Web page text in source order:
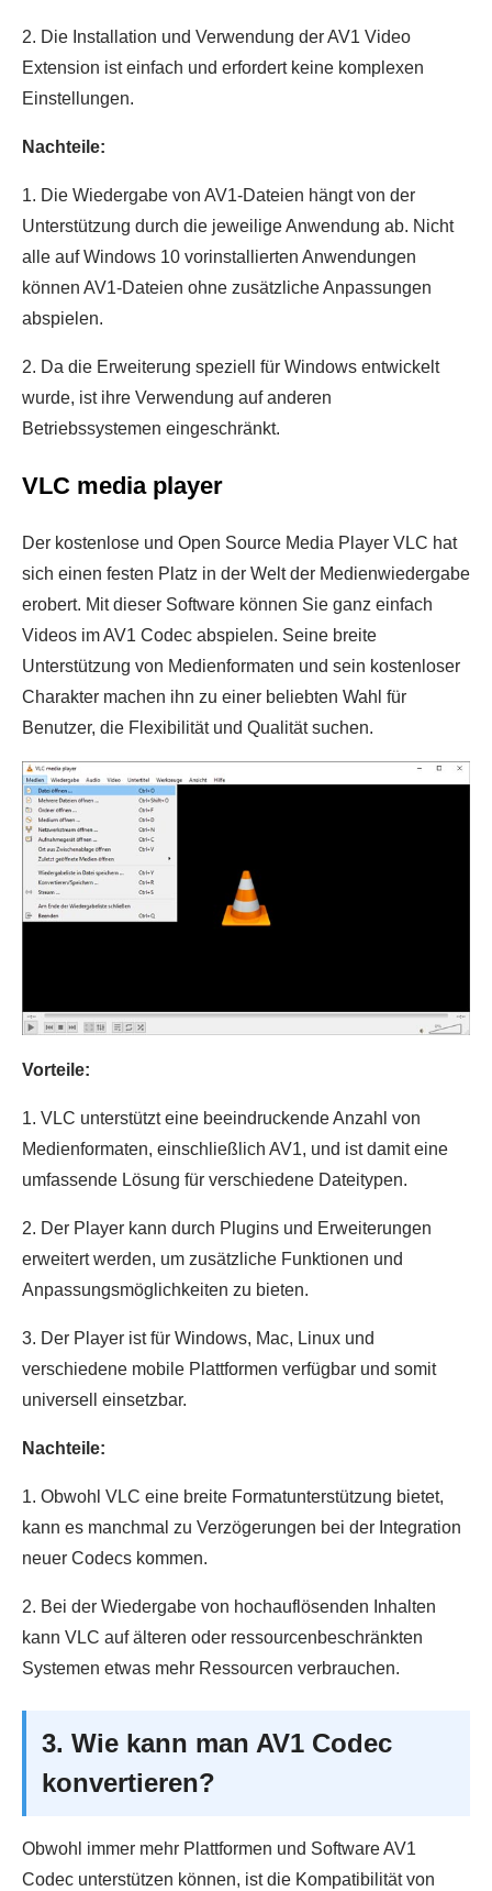
2. Die Installation und Verwendung der AV1 Video
Extension ist einfach und erfordert keine komplexen
Einstellungen.
Nachteile:
1. Die Wiedergabe von AV1-Dateien hängt von der
Unterstützung durch die jeweilige Anwendung ab. Nicht
alle auf Windows 10 vorinstallierten Anwendungen
können AV1-Dateien ohne zusätzliche Anpassungen
abspielen.
2. Da die Erweiterung speziell für Windows entwickelt
wurde, ist ihre Verwendung auf anderen
Betriebssystemen eingeschränkt.
VLC media player
Der kostenlose und Open Source Media Player VLC hat
sich einen festen Platz in der Welt der Medienwiedergabe
erobert. Mit dieser Software können Sie ganz einfach
Videos im AV1 Codec abspielen. Seine breite
Unterstützung von Medienformaten und sein kostenloser
Charakter machen ihn zu einer beliebten Wahl für
Benutzer, die Flexibilität und Qualität suchen.
Vorteile:
1. VLC unterstützt eine beeindruckende Anzahl von
Medienformaten, einschließlich AV1, und ist damit eine
umfassende Lösung für verschiedene Dateitypen.
2. Der Player kann durch Plugins und Erweiterungen
erweitert werden, um zusätzliche Funktionen und
Anpassungsmöglichkeiten zu bieten.
3. Der Player ist für Windows, Mac, Linux und
verschiedene mobile Plattformen verfügbar und somit
universell einsetzbar.
Nachteile:
1. Obwohl VLC eine breite Formatunterstützung bietet,
kann es manchmal zu Verzögerungen bei der Integration
neuer Codecs kommen.
2. Bei der Wiedergabe von hochauflösenden Inhalten
kann VLC auf älteren oder ressourcenbeschränkten
Systemen etwas mehr Ressourcen verbrauchen.
3. Wie kann man AV1 Codec
konvertieren?
Obwohl immer mehr Plattformen und Software AV1
Codec unterstützen können, ist die Kompatibilität von